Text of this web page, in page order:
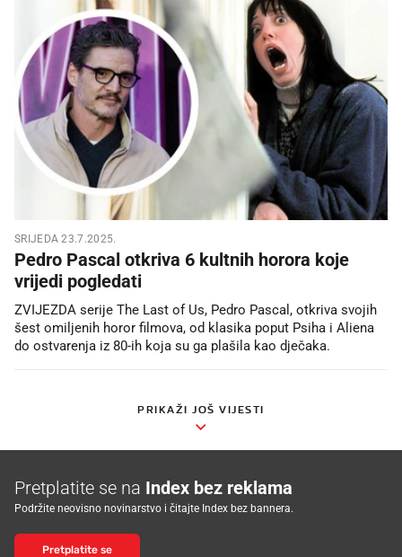
SRIJEDA 23.7.2025.
Pedro Pascal otkriva 6 kultnih horora koje
vrijedi pogledati
ZVIJEZDA serije The Last of Us, Pedro Pascal, otkriva svojih
šest omiljenih horor filmova, od klasika poput Psiha i Aliena
do ostvarenja iz 80-ih koja su ga plašila kao dječaka.
PRIKAŽI JOŠ VIJESTI
Pretplatite se na Index bez reklama
Podržite neovisno novinarstvo i čitajte Index bez bannera.
Pretplatite se